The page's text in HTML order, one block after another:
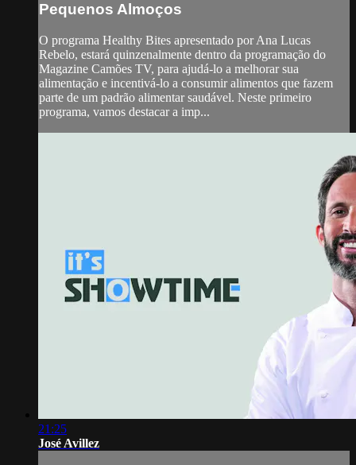
Pequenos Almoços
O programa Healthy Bites apresentado por Ana Lucas
Rebelo, estará quinzenalmente dentro da programação do
Magazine Camões TV, para ajudá-lo a melhorar sua
alimentação e incentivá-lo a consumir alimentos que fazem
parte de um padrão alimentar saudável. Neste primeiro
programa, vamos destacar a imp...
21:25
José Avillez